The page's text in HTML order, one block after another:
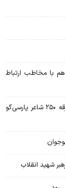
هم با مخاطب ارتباط
آخرین دیدار با شعر خوانی ۲۵۰ شاعر برگزار شد/بدرقه ۲۵۰ شاعر پارسی‌گو
شهید انقلاب